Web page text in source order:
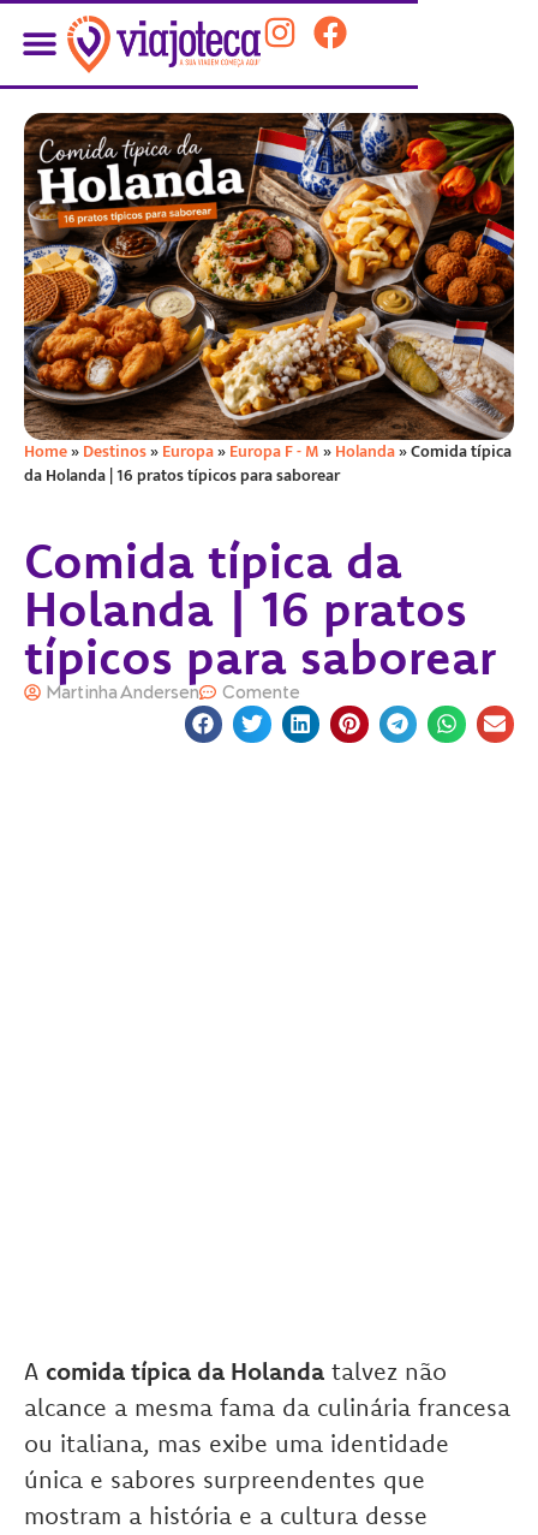
Home»Destinos»Europa»Europa F - M»Holanda»Comida típica
da Holanda | 16 pratos típicos para saborear
Comida típica da
Holanda | 16 pratos
típicos para saborear
Martinha Andersen Comente
A comida típica da Holanda talvez não
alcance a mesma fama da culinária francesa
ou italiana, mas exibe uma identidade
única e sabores surpreendentes que
mostram a história e a cultura desse